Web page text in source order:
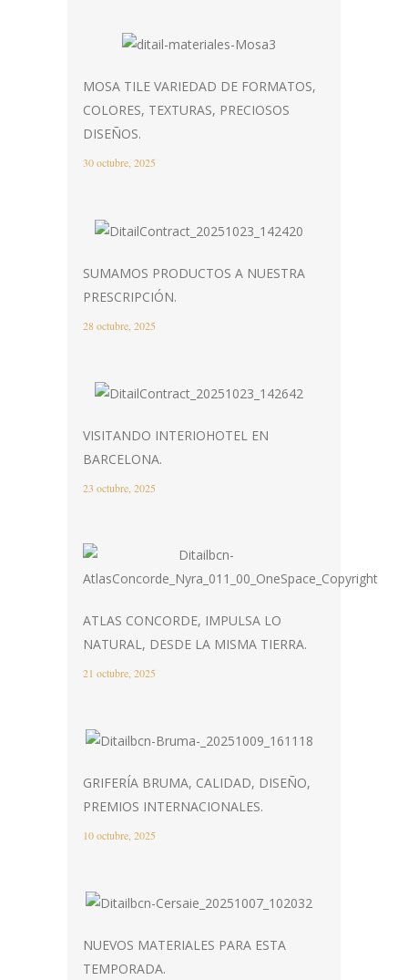
MOSA TILE VARIEDAD DE FORMATOS,
COLORES, TEXTURAS, PRECIOSOS
DISEÑOS.
30 octubre, 2025
SUMAMOS PRODUCTOS A NUESTRA
PRESCRIPCIÓN.
28 octubre, 2025
VISITANDO INTERIOHOTEL EN
BARCELONA.
23 octubre, 2025
ATLAS CONCORDE, IMPULSA LO
NATURAL, DESDE LA MISMA TIERRA.
21 octubre, 2025
GRIFERÍA BRUMA, CALIDAD, DISEÑO,
PREMIOS INTERNACIONALES.
10 octubre, 2025
NUEVOS MATERIALES PARA ESTA
TEMPORADA.